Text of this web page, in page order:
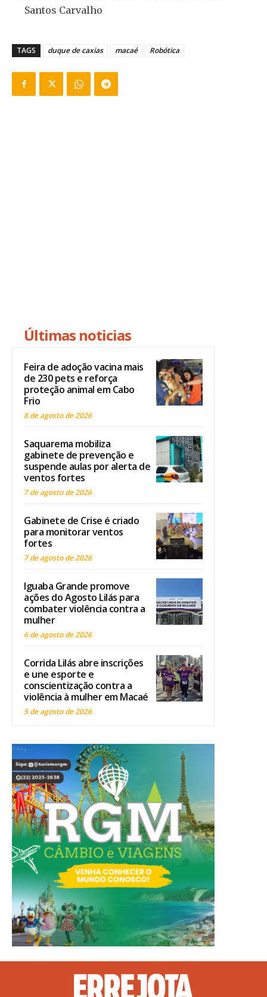
Santos Carvalho
TAGS duque de caxias macaé Robótica
Últimas noticias
Feira de adoção vacina mais
de 230 pets e reforça
proteção animal em Cabo
Frio
8 de agosto de 2026
Saquarema mobiliza
gabinete de prevenção e
suspende aulas por alerta de
ventos fortes
7 de agosto de 2026
Gabinete de Crise é criado
para monitorar ventos
fortes
7 de agosto de 2026
Iguaba Grande promove
ações do Agosto Lilás para
combater violência contra a
mulher
6 de agosto de 2026
Corrida Lilás abre inscrições
e une esporte e
conscientização contra a
violência à mulher em Macaé
5 de agosto de 2026